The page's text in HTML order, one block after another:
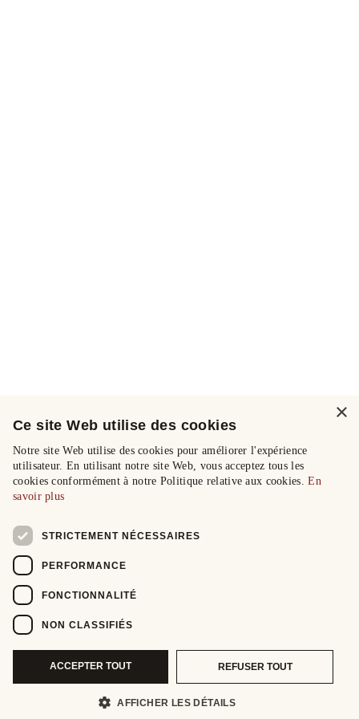
×
Ce site Web utilise des cookies
Notre site Web utilise des cookies pour améliorer l'expérience
utilisateur. En utilisant notre site Web, vous acceptez tous les
cookies conformément à notre Politique relative aux cookies.En
savoir plus
STRICTEMENT NÉCESSAIRES
PERFORMANCE
FONCTIONNALITÉ
NON CLASSIFIÉS
ACCEPTER TOUT REFUSER TOUT
AFFICHER LES DÉTAILS